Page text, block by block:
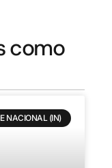
como
NACIONAL (IN)